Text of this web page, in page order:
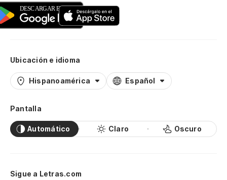
Ubicación e idioma
Hispanoamérica Español
Pantalla
Automático Claro Oscuro
Sigue a Letras.com